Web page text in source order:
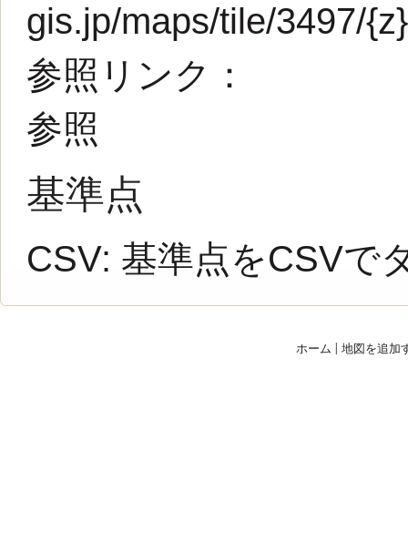
gis.jp/maps/tile/3497/
参照リンク：
参照
基準点
CSV: 基準点をCSVで
ホーム | 地図を追加